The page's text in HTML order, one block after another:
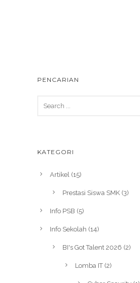
PENCARIAN
KATEGORI
Artikel (15)
Prestasi Siswa SMK (3)
Info PSB (5)
Info Sekolah (14)
BI's Got Talent 2026 (2)
Lomba IT(2)